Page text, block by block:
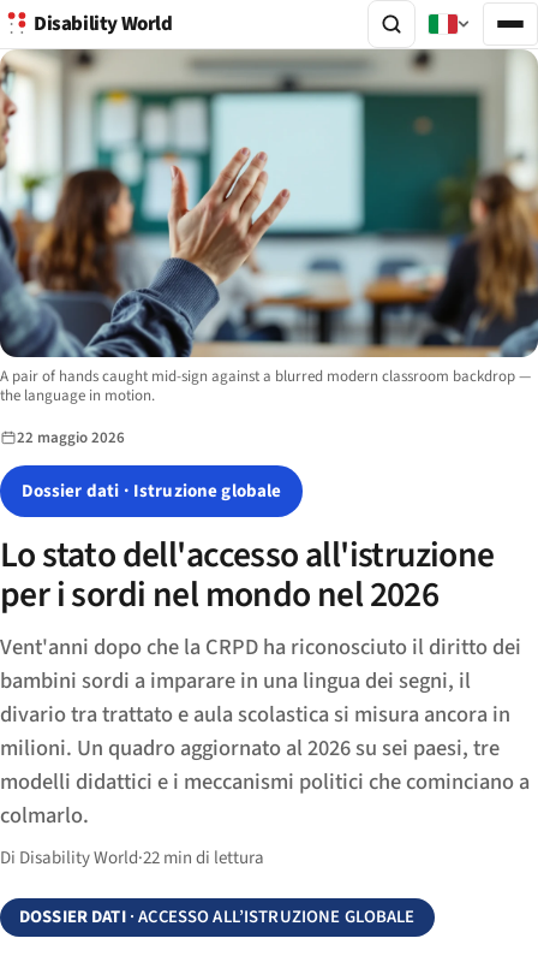
Disability World
Image description:
A pair of hands caught mid-sign against a blurred modern classroom backdrop —
the language in motion.
22 maggio 2026
Dossier dati · Istruzione globale
Lo stato dell'accesso all'istruzione
per i sordi nel mondo nel 2026
Vent'anni dopo che la CRPD ha riconosciuto il diritto dei
bambini sordi a imparare in una lingua dei segni, il
divario tra trattato e aula scolastica si misura ancora in
milioni. Un quadro aggiornato al 2026 su sei paesi, tre
modelli didattici e i meccanismi politici che cominciano a
colmarlo.
Di Disability World·22 min di lettura
DOSSIER DATI· ACCESSO ALL’ISTRUZIONE GLOBALE